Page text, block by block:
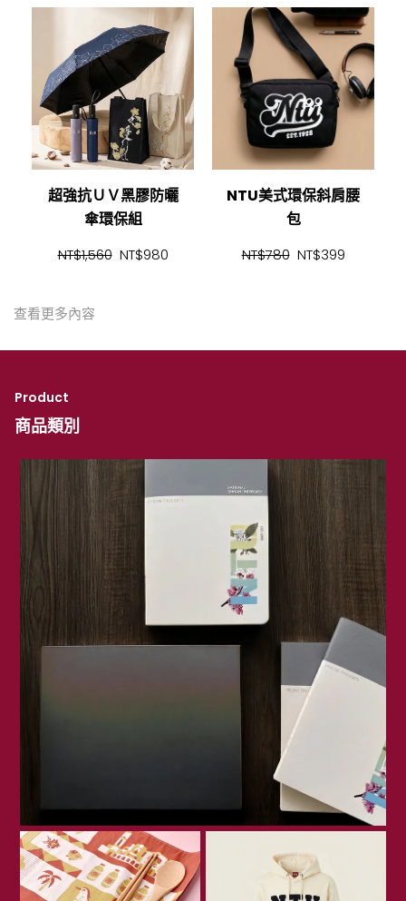
超強抗ＵＶ黑膠防曬
傘環保組
NT$1,560NT$980
NTU美式環保斜肩腰
包
NT$780NT$399
查看更多內容
Product
商品類別